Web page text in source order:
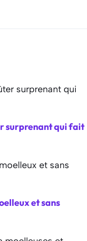
surprenant qui fait
et sans